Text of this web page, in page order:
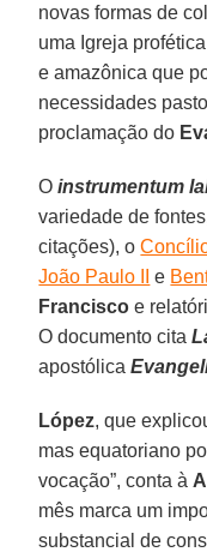
novas formas de
uma Igreja
e amazônica que
necessidades
proclamação do
Oinstrumentum
variedade de
citações), o
João Paulo II
e
Francisco e
O documento cita
apostólica
López, que
mas equatoriano
vocação”, conta à
mês marca um
substancial de